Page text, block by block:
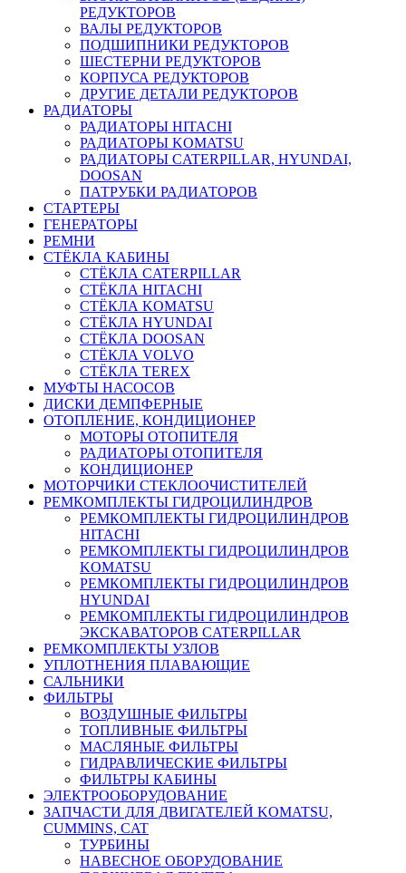
РЕДУКТОРОВ
ВАЛЫ РЕДУКТОРОВ
ПОДШИПНИКИ РЕДУКТОРОВ
ШЕСТЕРНИ РЕДУКТОРОВ
КОРПУСА РЕДУКТОРОВ
ДРУГИЕ ДЕТАЛИ РЕДУКТОРОВ
РАДИАТОРЫ
РАДИАТОРЫ HITACHI
РАДИАТОРЫ KOMATSU
РАДИАТОРЫ CATERPILLAR, HYUNDAI,
DOOSAN
ПАТРУБКИ РАДИАТОРОВ
СТАРТЕРЫ
ГЕНЕРАТОРЫ
РЕМНИ
СТЁКЛА КАБИНЫ
СТЁКЛА CATERPILLAR
СТЁКЛА HITACHI
СТЁКЛА KOMATSU
СТЁКЛА HYUNDAI
СТЁКЛА DOOSAN
СТЁКЛА VOLVO
СТЁКЛА TEREX
МУФТЫ НАСОСОВ
ДИСКИ ДЕМПФЕРНЫЕ
ОТОПЛЕНИЕ, КОНДИЦИОНЕР
МОТОРЫ ОТОПИТЕЛЯ
РАДИАТОРЫ ОТОПИТЕЛЯ
КОНДИЦИОНЕР
МОТОРЧИКИ СТЕКЛООЧИСТИТЕЛЕЙ
РЕМКОМПЛЕКТЫ ГИДРОЦИЛИНДРОВ
РЕМКОМПЛЕКТЫ ГИДРОЦИЛИНДРОВ
HITACHI
РЕМКОМПЛЕКТЫ ГИДРОЦИЛИНДРОВ
KOMATSU
РЕМКОМПЛЕКТЫ ГИДРОЦИЛИНДРОВ
HYUNDAI
РЕМКОМПЛЕКТЫ ГИДРОЦИЛИНДРОВ
ЭКСКАВАТОРОВ CATERPILLAR
РЕМКОМПЛЕКТЫ УЗЛОВ
УПЛОТНЕНИЯ ПЛАВАЮЩИЕ
САЛЬНИКИ
ФИЛЬТРЫ
ВОЗДУШНЫЕ ФИЛЬТРЫ
ТОПЛИВНЫЕ ФИЛЬТРЫ
МАСЛЯНЫЕ ФИЛЬТРЫ
ГИДРАВЛИЧЕСКИЕ ФИЛЬТРЫ
ФИЛЬТРЫ КАБИНЫ
ЭЛЕКТРООБОРУДОВАНИЕ
ЗАПЧАСТИ ДЛЯ ДВИГАТЕЛЕЙ KOMATSU,
CUMMINS, CAT
ТУРБИНЫ
НАВЕСНОЕ ОБОРУДОВАНИЕ